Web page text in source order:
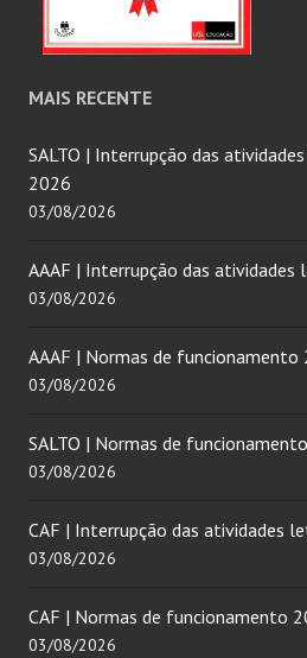
MAIS RECENTE
SALTO | Interrupção das
2026
03/08/2026
AAAF | Interrupção das
03/08/2026
AAAF | Normas de
03/08/2026
SALTO | Normas de
03/08/2026
CAF | Interrupção das atividades
03/08/2026
CAF | Normas de funcionamento
03/08/2026